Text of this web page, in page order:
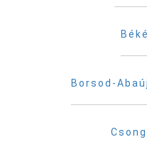
Borsod-